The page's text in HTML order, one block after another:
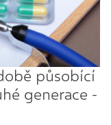
působící
generace -